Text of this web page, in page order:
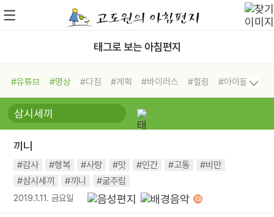
태그로 보는 아침편지
#유튜브 #명상 #다짐 #계획 #바이러스 #힐링
#아이들
#비전캠프
#독서캠프 #삶
#희망
#나눔 #친구 #링컨학교
#독서
끼니
#감사 #행복 #사랑 #맛 #인간 #고통
#비만
#삼시세끼
#끼니 #굶주림
2019.1.11. 금요일